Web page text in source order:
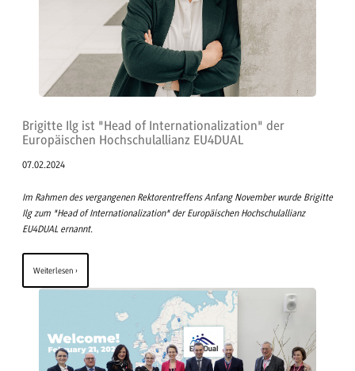
Brigitte Ilg ist "Head of Internationalization" der
Europäischen Hochschulallianz EU4DUAL
07.02.2024
Im Rahmen des vergangenen Rektorentreffens Anfang November wurde Brigitte
Ilg zum "Head of Internationalization" der Europäischen Hochschulallianz
EU4DUAL ernannt.
Weiterlesen